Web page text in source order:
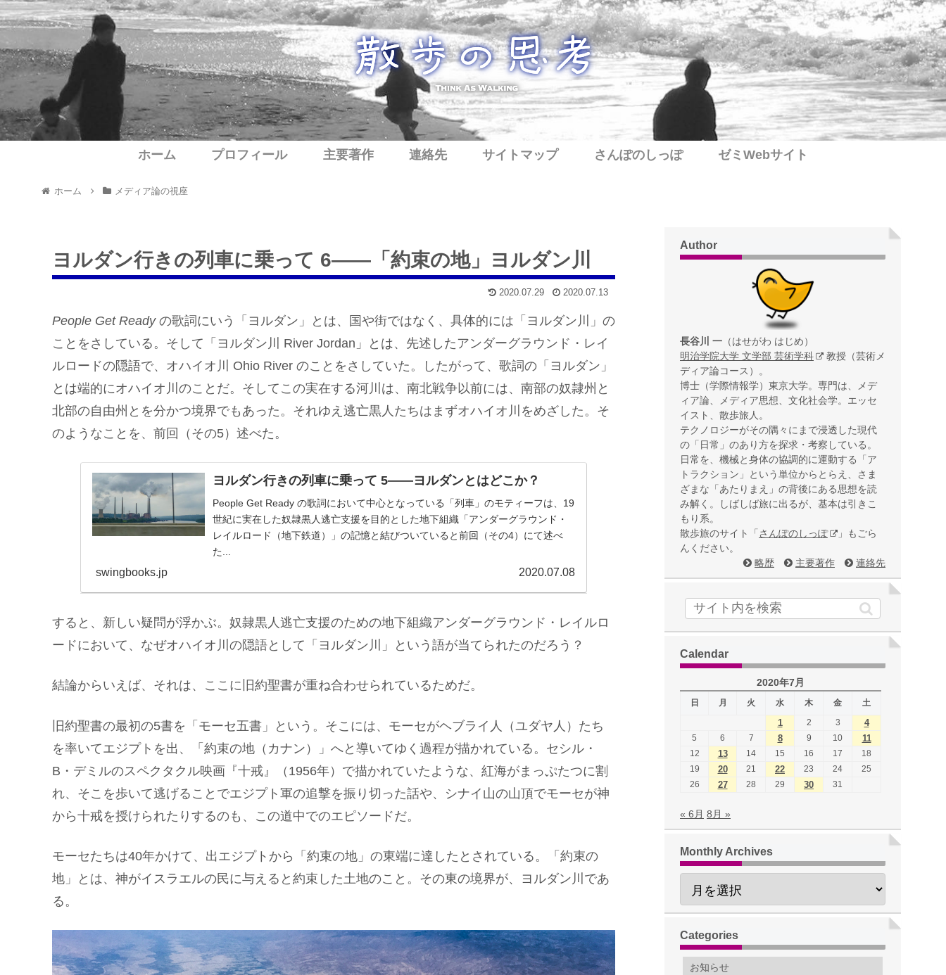
ホーム プロフィール 主要著作 連絡先 サイトマップ さんぽのしっぽ ゼミWebサイト
ホーム メディア論の視座
ヨルダン行きの列車に乗って 6——「約束の地」ヨルダン川
2020.07.29 2020.07.13
People Get Readyの歌詞にいう「ヨルダン」とは、国や街ではなく、具体的には「ヨルダン川」の
ことをさしている。そして「ヨルダン川 River Jordan」とは、先述したアンダーグラウンド・レイ
ルロードの隠語で、オハイオ川 Ohio River のことをさしていた。したがって、歌詞の「ヨルダン」
とは端的にオハイオ川のことだ。そしてこの実在する河川は、南北戦争以前には、南部の奴隷州と
北部の自由州とを分かつ境界でもあった。それゆえ逃亡黒人たちはまずオハイオ川をめざした。そ
のようなことを、前回（その5）述べた。
ヨルダン行きの列車に乗って 5——ヨルダンとはどこか？
People Get Ready の歌詞において中心となっている「列車」のモティーフは、19
世紀に実在した奴隷黒人逃亡支援を目的とした地下組織「アンダーグラウンド・
レイルロード（地下鉄道）」の記憶と結びついていると前回（その4）にて述べ
た...
swingbooks.jp 2020.07.08
すると、新しい疑問が浮かぶ。奴隷黒人逃亡支援のための地下組織アンダーグラウンド・レイルロ
ードにおいて、なぜオハイオ川の隠語として「ヨルダン川」という語が当てられたのだろう？
結論からいえば、それは、ここに旧約聖書が重ね合わせられているためだ。
旧約聖書の最初の5書を「モーセ五書」という。そこには、モーセがヘブライ人（ユダヤ人）たち
を率いてエジプトを出、「約束の地（カナン）」へと導いてゆく過程が描かれている。セシル・
B・デミルのスペクタクル映画『十戒』（1956年）で描かれていたような、紅海がまっぷたつに割
れ、そこを歩いて逃げることでエジプト軍の追撃を振り切った話や、シナイ山の山頂でモーセが神
から十戒を授けられたりするのも、この道中でのエピソードだ。
モーセたちは40年かけて、出エジプトから「約束の地」の東端に達したとされている。「約束の
地」とは、神がイスラエルの民に与えると約束した土地のこと。その東の境界が、ヨルダン川であ
る。
Author
長谷川 一 （はせがわ はじめ）
明治学院大学 文学部 芸術学科
教授（芸術メ
ディア論コース）。
博士（学際情報学）東京大学。専門は、メデ
ィア論、メディア思想、文化社会学。エッセ
イスト、散歩旅人。
テクノロジーがその隅々にまで浸透した現代
の「日常」のあり方を探求・考察している。
日常を、機械と身体の協調的に運動する「ア
トラクション」という単位からとらえ、さま
ざまな「あたりまえ」の背後にある思想を読
み解く。しばしば旅に出るが、基本は引きこ
もり系。
散歩旅のサイト「さんぽのしっぽ
」もごら
んください。
略歴
主要著作 連絡先
Calendar
2020年7月
日 月 火 水 木 金 土
1 2 3 4
5 6 7 8 9 10 11
12 13 14 15 16 17
18
19
20 21 22 23 24
25
26
27 28 29 30 31
« 6月 8月 »
Monthly Archives
Categories
お知らせ